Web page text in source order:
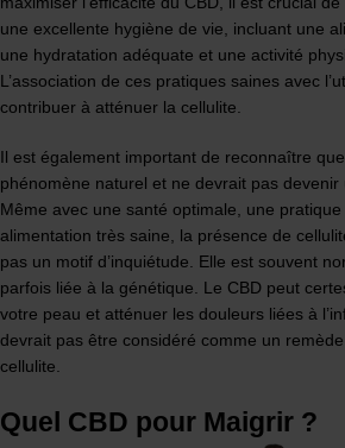
une excellente hygiène de vie, incluant une
une hydratation adéquate et une activité
L’association de ces pratiques saines avec
contribuer à atténuer la cellulite.
Il est également important de reconnaître
phénomène naturel et ne devrait pas devenir
Même avec une santé optimale, une
alimentation très saine, la présence de
pas un motif d’inquiétude. Elle est souvent
parfois liée à la génétique. Le CBD peut
votre peau et atténuer les douleurs liées à
devrait pas être considéré comme un
cellulite.
Quel CBD pour